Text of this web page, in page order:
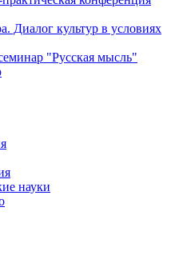
Диалог культур в условиях
"Русская мысль"
науки